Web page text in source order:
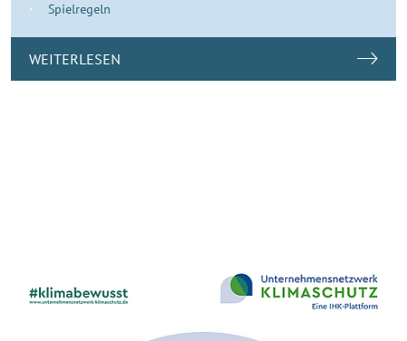
Spielregeln
WEITERLESEN